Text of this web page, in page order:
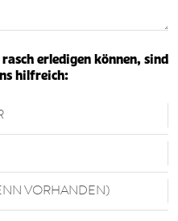
erledigen können, sind
hilfreich:
VORHANDEN)